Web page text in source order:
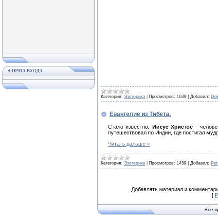
ФОРМА ВХОДА
Категория: Эзотерика Просмотров: 1639 Добавил:
Евангелие из Тибета.
Стало известно: Иисус Христос -
путешествовал по Индии, где постигал
Читать дальше »
Категория: Эзотерика Просмотров: 1459 Добавил:
Добавлять материал и
[
Все